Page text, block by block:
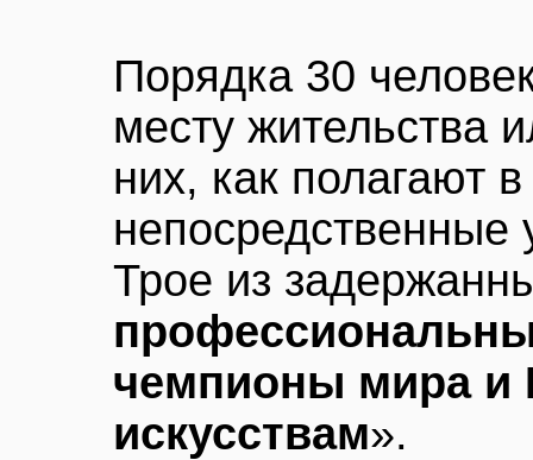
Порядка 30
месту жительства
них, как полагают
непосредственные
Трое из
чемпионы мира
искусствам».